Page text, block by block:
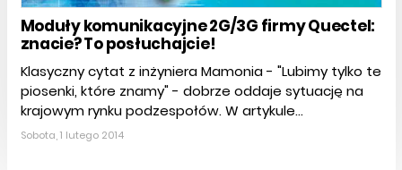
Moduły komunikacyjne 2G/3G firmy Quectel:
znacie? To posłuchajcie!
Klasyczny cytat z inżyniera Mamonia - "Lubimy tylko te
piosenki, które znamy" - dobrze oddaje sytuację na
krajowym rynku podzespołów. W artykule...
Sobota, 1 lutego 2014